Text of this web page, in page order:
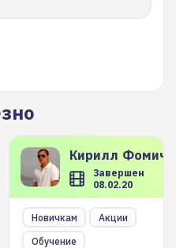
Кирилл
Завершен
08.02.20
Новичкам
Акции
Обучение